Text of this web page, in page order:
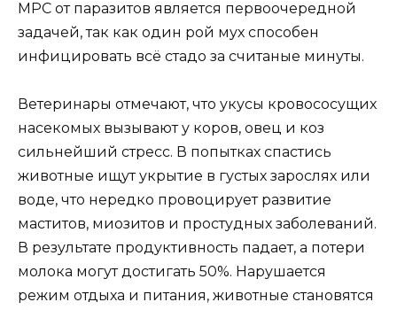
МРС от паразитов является первоочередной
задачей, так как один рой мух способен
инфицировать всё стадо за считаные минуты.
Ветеринары отмечают, что укусы кровососущих
насекомых вызывают у коров, овец и коз
сильнейший стресс. В попытках спастись
животные ищут укрытие в густых зарослях или
воде, что нередко провоцирует развитие
маститов, миозитов и простудных заболеваний.
В результате продуктивность падает, а потери
молока могут достигать 50%. Нарушается
режим отдыха и питания, животные становятся